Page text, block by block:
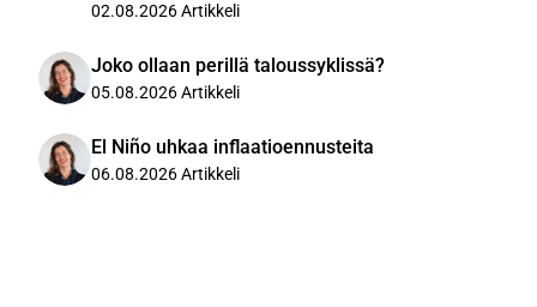
02.08.2026Artikkeli
Joko ollaan perillä taloussyklissä?
05.08.2026Artikkeli
El Niño uhkaa inflaatioennusteita
06.08.2026Artikkeli